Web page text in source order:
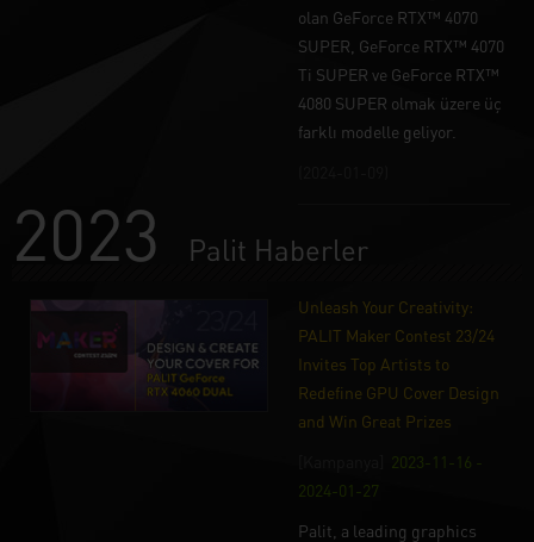
olan GeForce RTX™ 4070
SUPER, GeForce RTX™ 4070
Ti SUPER ve GeForce RTX™
4080 SUPER olmak üzere üç
farklı modelle geliyor.
2023 Palit Haberler
Unleash Your Creativity:
PALIT Maker Contest 23/24
Invites Top Artists to
Redefine GPU Cover Design
and Win Great Prizes
2023-11-16 -
2024-01-27
Palit, a leading graphics